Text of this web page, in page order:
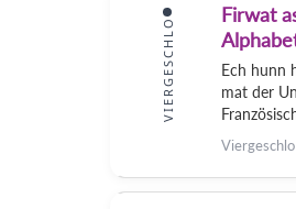
VIERGESCHLO
Firwat
Ech hunn
mat der
Viergeschlo